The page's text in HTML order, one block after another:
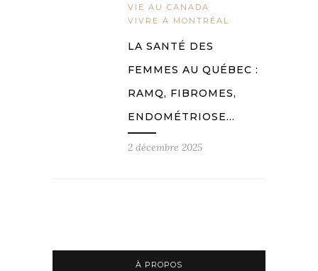
VIE AU CANADA
VIVRE À MONTRÉAL
LA SANTÉ DES
FEMMES AU QUÉBEC :
RAMQ, FIBROMES,
ENDOMÉTRIOSE…
2 décembre 2025
À PROPOS